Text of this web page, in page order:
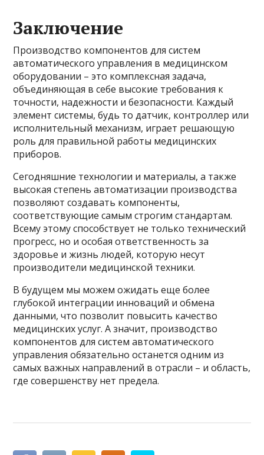
Заключение
Производство компонентов для систем
автоматического управления в медицинском
оборудовании – это комплексная задача,
объединяющая в себе высокие требования к
точности, надежности и безопасности. Каждый
элемент системы, будь то датчик, контроллер или
исполнительный механизм, играет решающую
роль для правильной работы медицинских
приборов.
Сегодняшние технологии и материалы, а также
высокая степень автоматизации производства
позволяют создавать компоненты,
соответствующие самым строгим стандартам.
Всему этому способствует не только технический
прогресс, но и особая ответственность за
здоровье и жизнь людей, которую несут
производители медицинской техники.
В будущем мы можем ожидать еще более
глубокой интеграции инноваций и обмена
данными, что позволит повысить качество
медицинских услуг. А значит, производство
компонентов для систем автоматического
управления обязательно останется одним из
самых важных направлений в отрасли – и область,
где совершенству нет предела.